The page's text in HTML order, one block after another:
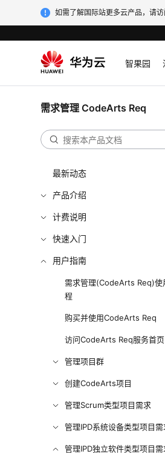
如需了解国际站更多云产品，请访
智果园
需求管理 CodeArts Req
最新动态
产品介绍
计费说明
快速入门
用户指南
需求管理(CodeArts Req)使
程
购买并使用CodeArts Req
访问CodeArts Req服务首页
管理项目群
创建CodeArts项目
管理Scrum类型项目需求
管理IPD系统设备类型项目需
管理IPD独立软件类型项目需